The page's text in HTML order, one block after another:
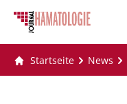
Startseite News